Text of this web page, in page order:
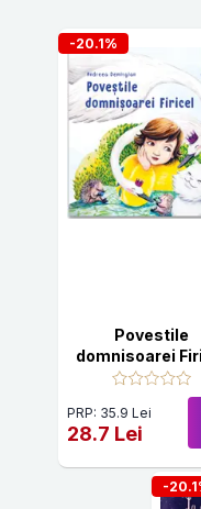
-20.1%
Povestile
domnisoarei
PRP: 35.9 Lei
28.7 Lei
-